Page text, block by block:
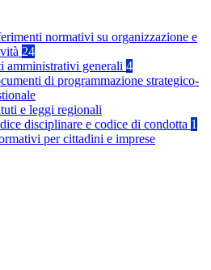
normativi su organizzazione e
24
amministrativi generali 4
di programmazione strategico-
e leggi regionali
disciplinare e codice di condotta 1
per cittadini e imprese